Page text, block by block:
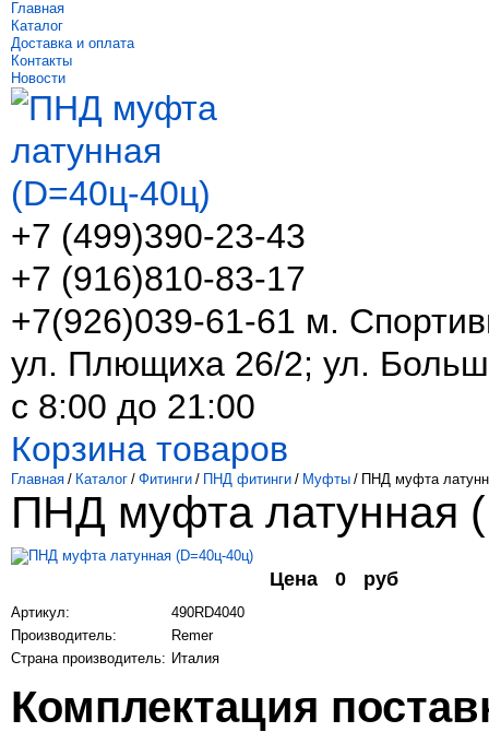
Главная
Каталог
Доставка и оплата
Контакты
Новости
+7 (499)390-23-43
+7 (916)810-83-17
+7(926)039-61-61 м.
ул. Плющиха 26/2; ул.
с 8:00 до 21:00
Корзина товаров
Главная / Каталог / Фитинги / ПНД фитинги / Муфты / ПНД муфта
ПНД муфта латунная
Цена 0 руб
Артикул:
490RD4040
Производитель:
Remer
Страна производитель: Италия
Комплектация